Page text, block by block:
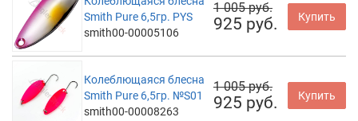
Smith Pure 6,5гр. PYS
smith00-00005106
1 005 руб.
925 руб. Купить
Колеблющаяся блесна
Smith Pure 6,5гр. №S01
smith00-00008263
1 005 руб.
925 руб. Купить